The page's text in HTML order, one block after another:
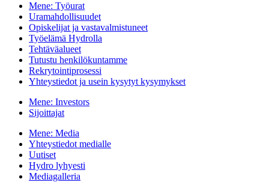
Mene: Työurat
Uramahdollisuudet
Opiskelijat ja vastavalmistuneet
Työelämä Hydrolla
Tehtäväalueet
Tutustu henkilökuntamme
Rekrytointiprosessi
Yhteystiedot ja usein kysytyt kysymykset
Mene: Investors
Sijoittajat
Mene: Media
Yhteystiedot medialle
Uutiset
Hydro lyhyesti
Mediagalleria